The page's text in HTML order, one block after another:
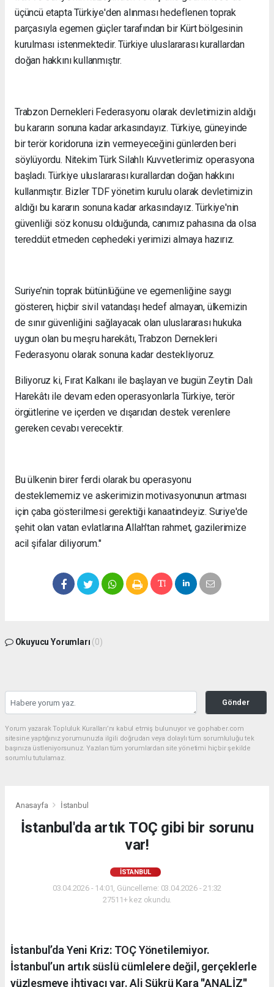
üçüncü etapta Türkiye'den alınması hedeflenen toprak
parçasıyla egemen güçler tarafından bir Kürt bölgesinin
kurulması istenmektedir. Türkiye uluslararası kurallardan
doğan hakkını kullanmıştır.
Trabzon Dernekleri Federasyonu olarak devletimizin aldığı
bu kararın sonuna kadar arkasındayız. Türkiye, güneyinde
bir terör koridoruna izin vermeyeceğini günlerden beri
söylüyordu. Nitekim Türk Silahlı Kuvvetlerimiz operasyona
başladı. Türkiye uluslararası kurallardan doğan hakkını
kullanmıştır. Bizler TDF yönetim kurulu olarak devletimizin
aldığı bu kararın sonuna kadar arkasındayız. Türkiye'nin
güvenliği söz konusu olduğunda, canımız pahasına da olsa
tereddüt etmeden cephedeki yerimizi almaya hazırız.
Suriye’nin toprak bütünlüğüne ve egemenliğine saygı
gösteren, hiçbir sivil vatandaşı hedef almayan, ülkemizin
de sınır güvenliğini sağlayacak olan uluslararası hukuka
uygun olan bu meşru harekâtı, Trabzon Dernekleri
Federasyonu olarak sonuna kadar destekliyoruz.
Biliyoruz ki, Fırat Kalkanı ile başlayan ve bugün Zeytin Dalı
Harekâtı ile devam eden operasyonlarla Türkiye, terör
örgütlerine ve içerden ve dışarıdan destek verenlere
gereken cevabı verecektir.
Bu ülkenin birer ferdi olarak bu operasyonu
desteklememiz ve askerimizin motivasyonunun artması
için çaba gösterilmesi gerektiği kanaatindeyiz. Suriye'de
şehit olan vatan evlatlarına Allah'tan rahmet, gazilerimize
acil şifalar diliyorum."
Okuyucu Yorumları (0)
Gönder
Yorum yazarak Topluluk Kuralları’nı kabul etmiş bulunuyor ve gophaber.com
sitesine yaptığınız yorumunuzla ilgili doğrudan veya dolaylı tüm sorumluluğu tek
başınıza üstleniyorsunuz. Yazılan tüm yorumlardan site yönetimi hiçbir şekilde
sorumlu tutulamaz.
Anasayfa İstanbul
İstanbul'da artık TOÇ gibi bir sorunu
var!
İSTANBUL
03.04.2026 - 14:01, Güncelleme: 03.04.2026 - 21:32
27511+ kez okundu.
İstanbul’da Yeni Kriz: TOÇ Yönetilemiyor.
İstanbul’un artık süslü cümlelere değil, gerçeklerle
yüzleşmeye ihtiyacı var. Ali Şükrü Kara ''ANALİZ''